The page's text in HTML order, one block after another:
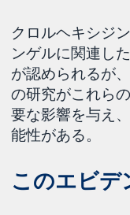
クロルヘキシジ
ンゲルに関連し
が認められるが
の研究がこれら
要な影響を与え
能性がある。
このエビデ